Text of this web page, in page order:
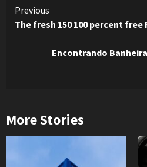
Continue
Reading
Previous
The fresh 150 100 percent
Encontrando
More Stories